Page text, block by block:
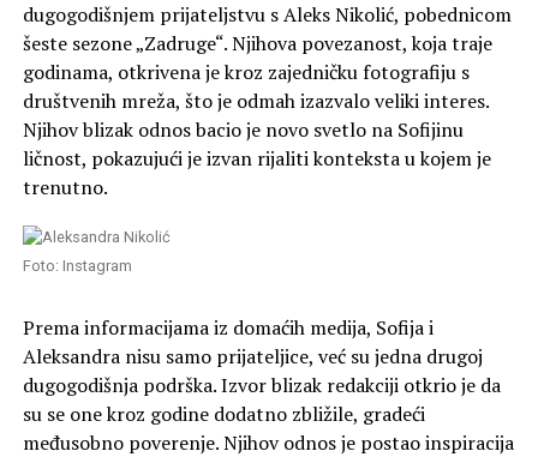
dugogodišnjem prijateljstvu s Aleks Nikolić, pobednicom
šeste sezone „Zadruge“. Njihova povezanost, koja traje
godinama, otkrivena je kroz zajedničku fotografiju s
društvenih mreža, što je odmah izazvalo veliki interes.
Njihov blizak odnos bacio je novo svetlo na Sofijinu
ličnost, pokazujući je izvan rijaliti konteksta u kojem je
trenutno.
Foto: Instagram
Prema informacijama iz domaćih medija, Sofija i
Aleksandra nisu samo prijateljice, već su jedna drugoj
dugogodišnja podrška. Izvor blizak redakciji otkrio je da
su se one kroz godine dodatno zbližile, gradeći
međusobno poverenje. Njihov odnos je postao inspiracija